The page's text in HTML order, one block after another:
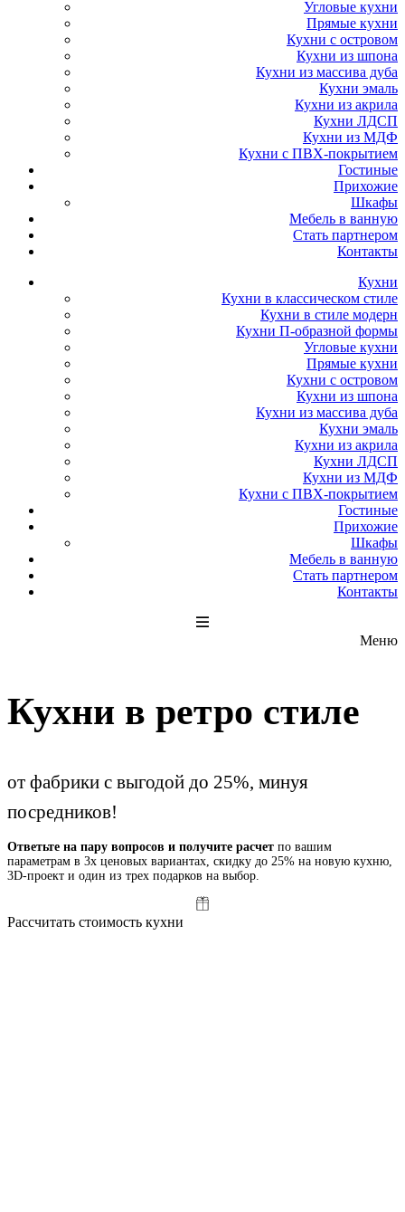
Угловые кухни
Прямые кухни
Кухни с островом
Кухни из шпона
Кухни из массива дуба
Кухни эмаль
Кухни из акрила
Кухни ЛДСП
Кухни из МДФ
Кухни с ПВХ-покрытием
Гостиные
Прихожие
Шкафы
Мебель в ванную
Стать партнером
Контакты
Кухни
Кухни в классическом стиле
Кухни в стиле модерн
Кухни П-образной формы
Угловые кухни
Прямые кухни
Кухни с островом
Кухни из шпона
Кухни из массива дуба
Кухни эмаль
Кухни из акрила
Кухни ЛДСП
Кухни из МДФ
Кухни с ПВХ-покрытием
Гостиные
Прихожие
Шкафы
Мебель в ванную
Стать партнером
Контакты
Меню
Кухни в ретро стиле
от фабрики с выгодой до 25%, минуя
посредников!
Ответьте на пару вопросов и получите расчет по вашим
параметрам в 3х ценовых вариантах, скидку до 25% на новую кухню,
3D-проект и один из трех подарков на выбор.
Рассчитать стоимость кухни